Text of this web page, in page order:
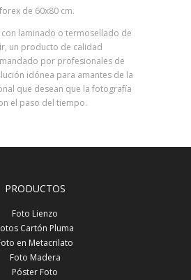
de 60x80 cm.
laminado o termosellado de
un producto de calidad
por profesionales de
idónea para amantes de la
que desean que la fotografía
el paso del tiempo.
PRODUCTOS
Foto Lienzo
Cartón Pluma
en Metacrilato
Foto Madera
Póster Foto